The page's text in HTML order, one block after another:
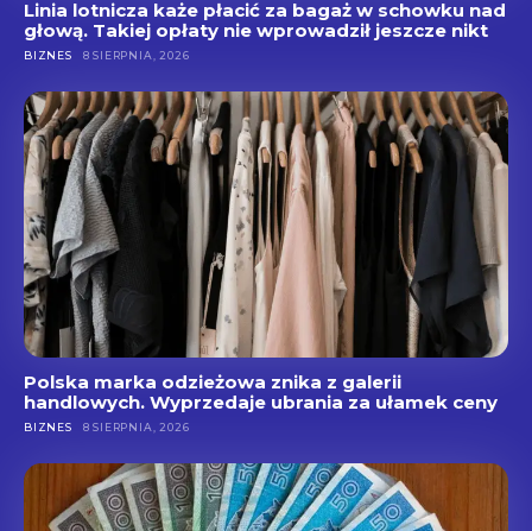
Linia lotnicza każe płacić za bagaż w schowku nad
głową. Takiej opłaty nie wprowadził jeszcze nikt
BIZNES 8 SIERPNIA, 2026
Polska marka odzieżowa znika z galerii
handlowych. Wyprzedaje ubrania za ułamek ceny
BIZNES 8 SIERPNIA, 2026